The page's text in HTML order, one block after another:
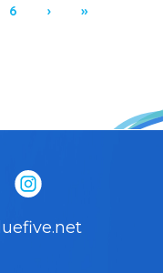
Page
6 Siguiente página
› Última
»